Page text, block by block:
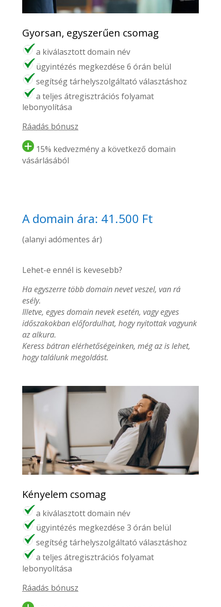
Gyorsan, egyszerűen csomag
a kiválasztott domain név
ügyintézés megkezdése 6 órán belül
segítség tárhelyszolgáltató választáshoz
a teljes átregisztrációs folyamat
lebonyolítása
Ráadás bónusz
15% kedvezmény a következő domain
vásárlásából
A domain ára: 41.500 Ft
(alanyi adómentes ár)
Lehet-e ennél is kevesebb?
Ha egyszerre több domain nevet veszel, van rá
esély.
Illetve, egyes domain nevek esetén, vagy egyes
időszakokban előfordulhat, hogy nyitottak vagyunk
az alkura.
Keress bátran elérhetőségeinken, még az is lehet,
hogy találunk megoldást.
Kényelem csomag
a kiválasztott domain név
ügyintézés megkezdése 3 órán belül
segítség tárhelyszolgáltató választáshoz
a teljes átregisztrációs folyamat
lebonyolítása
Ráadás bónusz